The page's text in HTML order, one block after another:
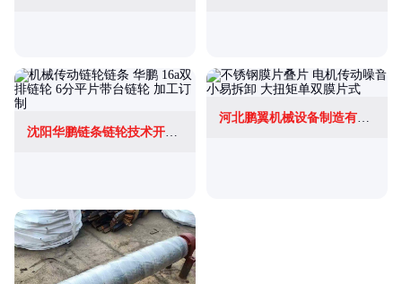
沈阳华鹏链条链轮技术开发有限公司
河北鹏翼机械设备制造有限公司